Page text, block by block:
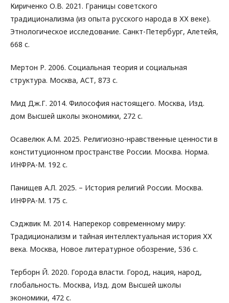
Кириченко О.В. 2021. Границы советского
традиционализма (из опыта русского народа в ХХ веке).
Этнологическое исследование. Санкт-Петербург, Алетейя,
668 с.
Мертон Р. 2006. Социальная теория и социальная
структура. Москва, АСТ, 873 с.
Мид Дж.Г. 2014. Философия настоящего. Москва, Изд.
дом Высшей школы экономики, 272 с.
Осавелюк А.М. 2025. Религиозно-нравственные ценности в
конституционном пространстве России. Москва. Норма.
ИНФРА-М. 192 с.
Панищев А.Л. 2025. – История религий России. Москва.
ИНФРА-М. 175 с.
Сэджвик М. 2014. Наперекор современному миру:
Традиционализм и тайная интеллектуальная история ХХ
века. Москва, Новое литературное обозрение, 536 с.
Терборн Й. 2020. Города власти. Город, нация, народ,
глобальность. Москва, Изд. дом Высшей школы
экономики, 472 с.